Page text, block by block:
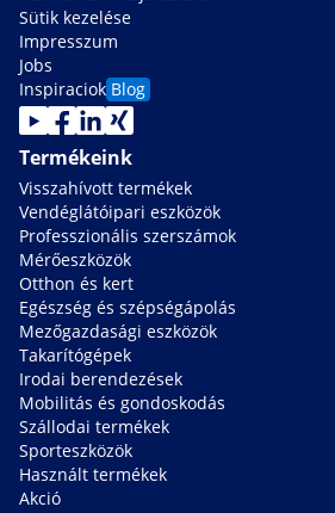
Sütik kezelése
Impresszum
Jobs
Inspiraciok Blog
Termékeink
Visszahívott termékek
Vendéglátóipari eszközök
Professzionális szerszámok
Mérőeszközök
Otthon és kert
Egészség és szépségápolás
Mezőgazdasági eszközök
Takarítógépek
Irodai berendezések
Mobilitás és gondoskodás
Szállodai termékek
Sporteszközök
Használt termékek
Akció